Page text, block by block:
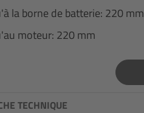
la borne de batterie: 220 mm
moteur: 220 mm
TECHNIQUE